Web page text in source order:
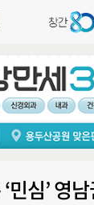
심’ 영